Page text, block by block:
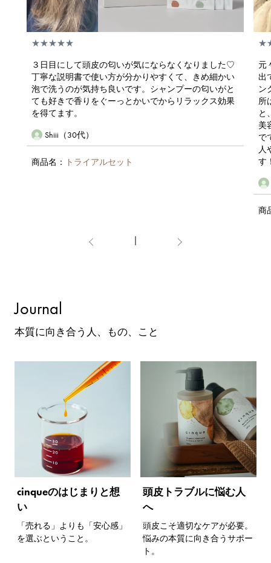
★★★★★
３日目にして頭皮の匂いが気にならなくなりました♡
丁寧な説明書で使い方が分かりやすくて、きめ細かい
泡で洗うのが気持ち良いです。シャンプーの匂いがと
ても好きで香りをぐーっとかいでからリラックス効果
を得てます。
Shiii（30代）
商品名： トライアルセット
元
出
ン
所
と
美
で
人
す
商
Journal
本質に向き合う人、もの、こと
cinqueのはじまりと想
い
「売れる」よりも「安心感」
を選ぶということ。
頭皮トラブルに悩む人
へ
頭皮こそ適切なケアが必要。
悩みの本質に向き合うサポー
ト。